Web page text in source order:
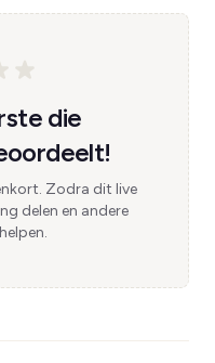
die
Zodra dit live
delen en andere